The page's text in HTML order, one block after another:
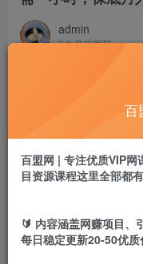
admin
9个月前更新
百
百盟网 | 专注优质VIP网
目资源课程这里全部都有
🔰 内容涵盖网赚项目、
每日稳定更新20-50优质